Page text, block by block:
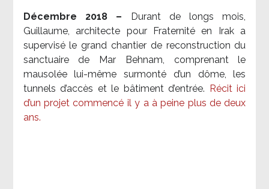
Décembre 2018 –
Durant de longs mois,
Guillaume, architecte pour Fraternité en Irak a
supervisé le grand chantier de reconstruction du
sanctuaire de Mar Behnam, comprenant le
mausolée lui-même surmonté d’un dôme, les
tunnels d’accès et le bâtiment d’entrée.
Récit ici
d’un projet commencé il y a à peine plus de deux
ans.